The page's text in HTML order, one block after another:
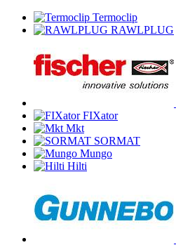
Termoclip
RAWLPLUG
FIXator
Mkt
SORMAT
Mungo
Hilti